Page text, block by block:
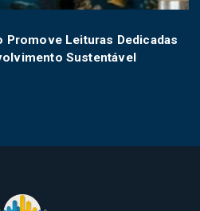
Promove Leituras Dedicadas
Sustentável